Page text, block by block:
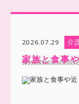
2026.07.29 介
家族と食事